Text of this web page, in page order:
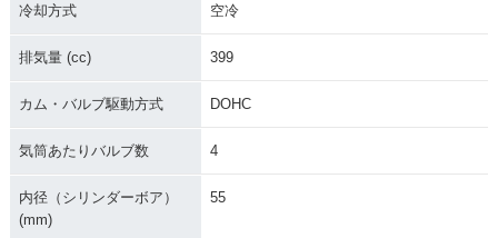
冷却方式 空冷
排気量 (cc) 399
カム・バルブ駆動方式 DOHC
気筒あたりバルブ数 4
内径（シリンダーボア）
(mm)
55